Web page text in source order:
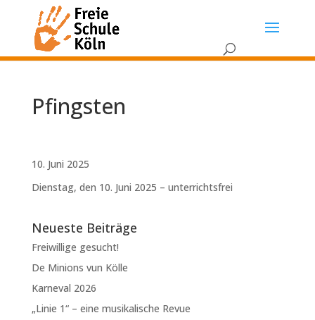
Pfingsten
10. Juni 2025
Dienstag, den 10. Juni 2025 – unterrichtsfrei
Neueste Beiträge
Freiwillige gesucht!
De Minions vun Kölle
Karneval 2026
„Linie 1“ – eine musikalische Revue